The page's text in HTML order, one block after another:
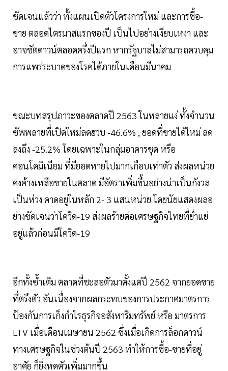
ชัดเจนแล้วว่า ทั้งแผนเปิดตัวโครงการใหม่ และการซื้อ-
ขาย ตลอดไตรมาสแรกของปี เป็นไปอย่างเงียบเหงา และ
อาจชัตดาวน์ตลอดครึ่งปีแรก หากรัฐบาลไม่สามารถควบคุม
การแพร่ระบาดของโรคได้ภายในเดือนมีนาคม
ขณะบทสรุปภาวะของตลาดปี 2563 ในหลายแง่ ทั้งจำนวน
ซัพพลายที่เปิดใหม่ลดฮวบ -46.6% , ยอดที่ขายได้ใหม่ ลด
ลงถึง -25.2% โดยเฉพาะในกลุ่มอาคารชุด หรือ
คอนโดมิเนียม ที่มียอดหายไปมากเกือบเท่าตัว ส่งผลหน่วย
คงค้างเหลือขายในตลาด มีอัตราเพิ่มขึ้นอย่างน่าเป็นกังวล
เป็นห่วง คาดอยู่ในหลัก 2- 3 แสนหน่วย โดยนัยแสดงผลอ
ย่างชัดเจนว่าโควิด-19 ส่งผลร้ายต่อเศรษฐกิจไทยที่ย่ำแย่
อยู่แล้วก่อนมีโควิด-19
อีกทั้งซ้ำเติม ตลาดที่ชะลอตัวมาตั้งแต่ปี 2562 จากยอดขาย
ที่ตรึงตัว อันเนื่องจากผลกระทบของการประกาศมาตรการ
ป้องกันการเก็งกำไรธุรกิจอสังหาริมทรัพย์ หรือ มาตรการ
LTV เมื่อเดือนเมษายน 2562 ซึ่งเมื่อเกิดการล็อกดาวน์
ทางเศรษฐกิจในช่วงต้นปี 2563 ทำให้การซื้อ-ขายที่อยู่
อาศัย ก็ยิ่งหดตัวเพิ่มมากขึ้น